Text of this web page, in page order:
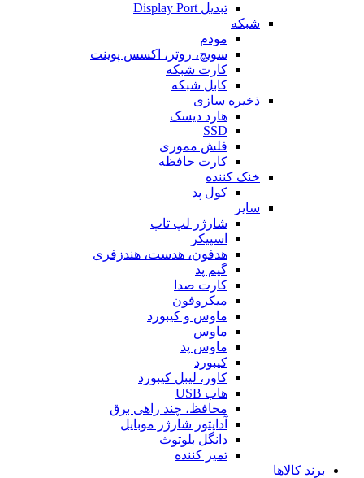
تبدیل Display Port
شبکه
مودم
سویچ، روتر، اکسس پوینت
کارت شبکه
کابل شبکه
ذخیره سازی
هارد دیسک
SSD
فلش مموری
کارت حافظه
خنک کننده
کول پد
سایر
شارژر لپ تاپ
اسپیکر
هدفون، هدست، هندزفری
گیم پد
کارت صدا
میکروفون
ماوس و کیبورد
ماوس
ماوس پد
کیبورد
کاور، لیبل کیبورد
هاب USB
محافظ، چند راهی برق
آداپتور شارژر موبایل
دانگل بلوتوث
تمیز کننده
برند کالاها